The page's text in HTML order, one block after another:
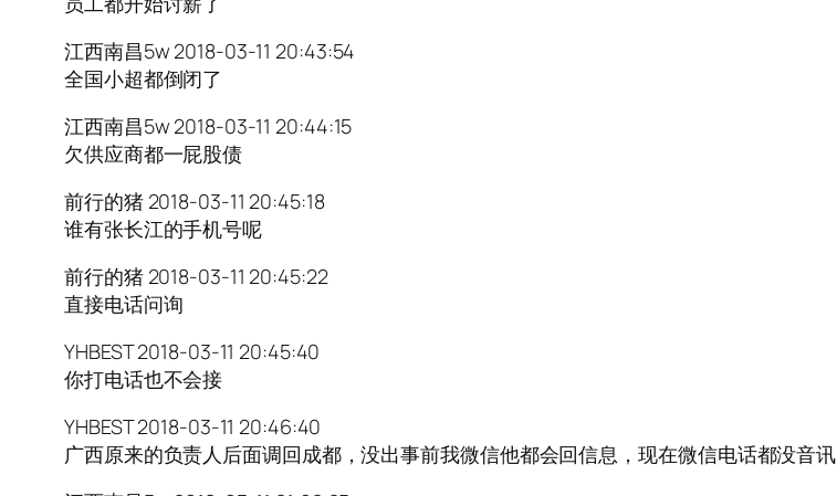
江西南昌5w 2018-03-11 20:43:54
全国小超都倒闭了
江西南昌5w 2018-03-11 20:44:15
欠供应商都一屁股债
前行的猪 2018-03-11 20:45:18
谁有张长江的手机号呢
前行的猪 2018-03-11 20:45:22
直接电话问询
YHBEST 2018-03-11 20:45:40
你打电话也不会接
YHBEST 2018-03-11 20:46:40
广西原来的负责人后面调回成都，没出事前我微信他都会回信息，现在微信电话都没音讯